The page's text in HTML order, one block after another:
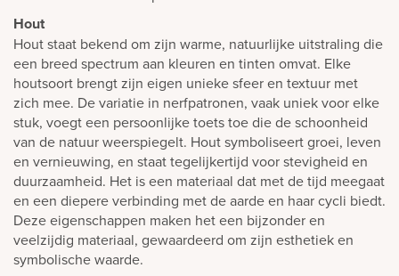
Hout
Hout staat bekend om zijn warme, natuurlijke uitstraling die
een breed spectrum aan kleuren en tinten omvat. Elke
houtsoort brengt zijn eigen unieke sfeer en textuur met
zich mee. De variatie in nerfpatronen, vaak uniek voor elke
stuk, voegt een persoonlijke toets toe die de schoonheid
van de natuur weerspiegelt. Hout symboliseert groei, leven
en vernieuwing, en staat tegelijkertijd voor stevigheid en
duurzaamheid. Het is een materiaal dat met de tijd meegaat
en een diepere verbinding met de aarde en haar cycli biedt.
Deze eigenschappen maken het een bijzonder en
veelzijdig materiaal, gewaardeerd om zijn esthetiek en
symbolische waarde.